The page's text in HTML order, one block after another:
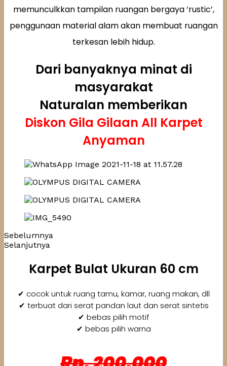
memunculkkan tampilan ruangan bergaya ‘rustic’,
penggunaan material alam akan membuat ruangan
terkesan lebih hidup.
Dari banyaknya minat di
masyarakat
Naturalan memberikan
Diskon Gila Gilaan All Karpet
Anyaman
Sebelumnya
Selanjutnya
Karpet Bulat Ukuran 60 cm
✔ cocok untuk ruang tamu, kamar, ruang makan, dll
✔ terbuat dari serat pandan laut dan serat sintetis
✔ bebas pilih motif
✔ bebas pilih warna